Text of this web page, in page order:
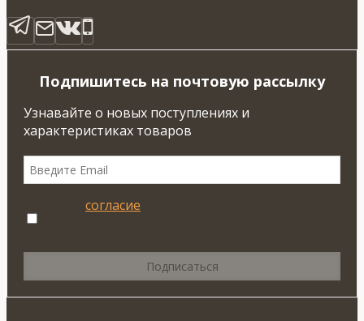
Подпишитесь на почтовую рассылку
Узнавайте о новых поступлениях и
характеристиках товаров
согласие